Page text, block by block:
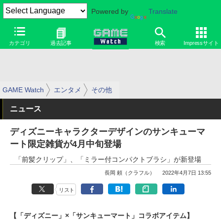
Powered by Translate
カテゴリ 過去記事 検索 Impressサイト
GAME Watch エンタメ その他
ニュース
ディズニーキャラクターデザインのサンキューマ
ート限定雑貨が4月中旬登場
「前髪クリップ」、「ミラー付コンパクトブラシ」が新登場
長岡 頼（クラフル） 2022年4月7日 13:55
リスト
【「ディズニー」×「サンキューマート」コラボアイテム】